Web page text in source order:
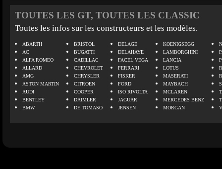
TOUTES LES GT, TOUTES LES CLASSIC
Toutes les infos sur les constructeurs et les modèles.
ABARTH
AC
ALFA ROMEO
ALLARD
AMG
ASTON MARTIN
AUDI
BENTLEY
BMW
BRISTOL
BUGATTI
CADILLAC
CHEVROLET
CHRYSLER
CITROEN
COOPER
DAIMLER
DE TOMASO
DELAGE
DELAHAYE
FACEL VEGA
FERRARI
FISKER
FORD
ISO RIVOLTA
JAGUAR
JENSEN
KOENIGSEGG
LAMBORGHINI
LANCIA
LOTUS
MASERATI
MAYBACH
MCLAREN
MERCEDES BENZ
MORGAN